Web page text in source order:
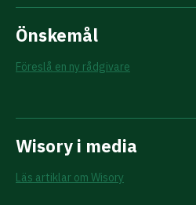
Önskemål
Föreslå en ny rådgivare
Wisory i media
Läs artiklar om Wisory